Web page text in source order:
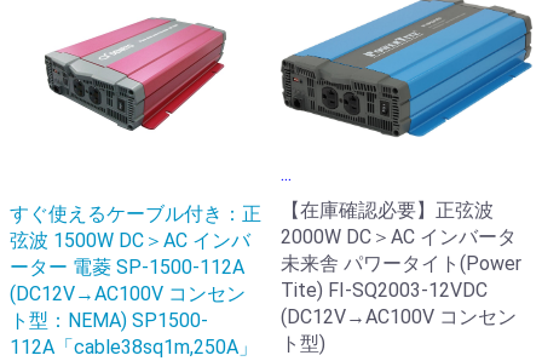
すぐ使えるケーブル付き：正
弦波 1500W DC＞AC インバ
ーター 電菱 SP-1500-112A
(DC12V→AC100V コンセン
ト型：NEMA) SP1500-
112A「cable38sq1m,250A」
...
【在庫確認必要】正弦波
2000W DC＞AC インバータ
未来舎 パワータイト(Power
Tite) FI-SQ2003-12VDC
(DC12V→AC100V コンセン
ト型)